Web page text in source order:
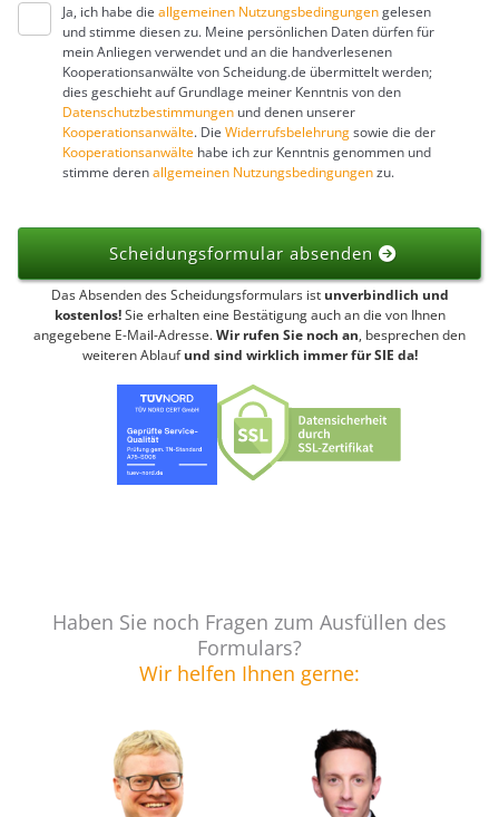
Ja, ich habe die allgemeinen Nutzungsbedingungengelesen
und stimme diesen zu. Meine persönlichen Daten dürfen für
mein Anliegen verwendet und an die handverlesenen
Kooperationsanwälte von Scheidung.de übermittelt werden;
dies geschieht auf Grundlage meiner Kenntnis von den
Datenschutzbestimmungen und denen unserer
Kooperationsanwälte. Die Widerrufsbelehrungsowie die der
Kooperationsanwälte habe ich zur Kenntnis genommen und
stimme derenallgemeinen Nutzungsbedingungenzu.
Scheidungsformular absenden
Das Absenden des Scheidungsformulars ist unverbindlich und
kostenlos!Sie erhalten eine Bestätigung auch an die von Ihnen
angegebene E-Mail-Adresse.Wir rufen Sie noch an, besprechen den
weiteren Ablaufund sind wirklich immer für SIE da!
Haben Sie noch Fragen zum Ausfüllen des
Formulars?
Wir helfen Ihnen gerne: